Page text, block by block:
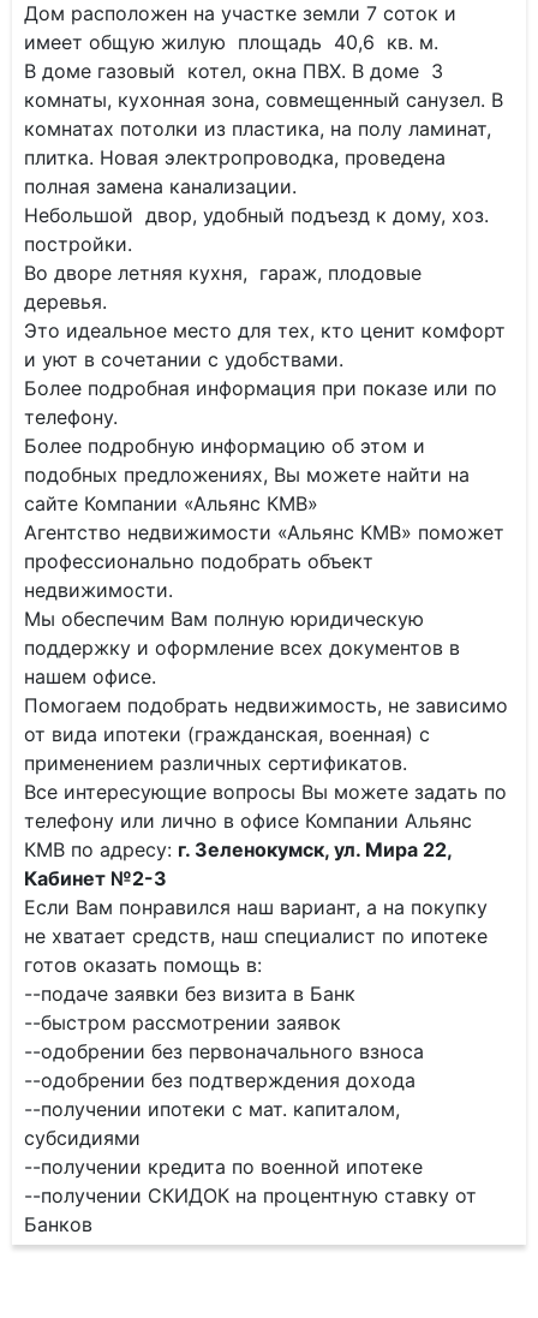
Дом расположен на участке земли 7 соток и
имеет общую жилую площадь 40,6 кв. м.
В доме газовый котел, окна ПВХ. В доме 3
комнаты, кухонная зона, совмещенный санузел. В
комнатах потолки из пластика, на полу ламинат,
плитка. Новая электропроводка, проведена
полная замена канализации.
Небольшой двор, удобный подъезд к дому, хоз.
постройки.
Во дворе летняя кухня, гараж, плодовые
деревья.
Это идеальное место для тех, кто ценит комфорт
и уют в сочетании с удобствами.
Более подробная информация при показе или по
телефону.
Более подробную информацию об этом и
подобных предложениях, Вы можете найти на
сайте Компании «Альянс КМВ»
Агентство недвижимости «Альянс КМВ» поможет
профессионально подобрать объект
недвижимости.
Мы обеспечим Вам полную юридическую
поддержку и оформление всех документов в
нашем офисе.
Помогаем подобрать недвижимость, не зависимо
от вида ипотеки (гражданская, военная) с
применением различных сертификатов.
Все интересующие вопросы Вы можете задать по
телефону или лично в офисе Компании Альянс
КМВ по адресу: г. Зеленокумск, ул. Мира 22,
Кабинет №2-3
Если Вам понравился наш вариант, а на покупку
не хватает средств, наш специалист по ипотеке
готов оказать помощь в:
--подаче заявки без визита в Банк
--быстром рассмотрении заявок
--одобрении без первоначального взноса
--одобрении без подтверждения дохода
--получении ипотеки с мат. капиталом,
субсидиями
--получении кредита по военной ипотеке
--получении СКИДОК на процентную ставку от
Банков